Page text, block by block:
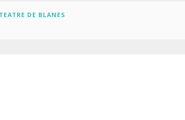
TEATRE DE BLANES